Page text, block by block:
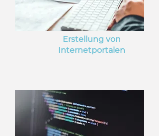
Erstellung von
Internetportalen